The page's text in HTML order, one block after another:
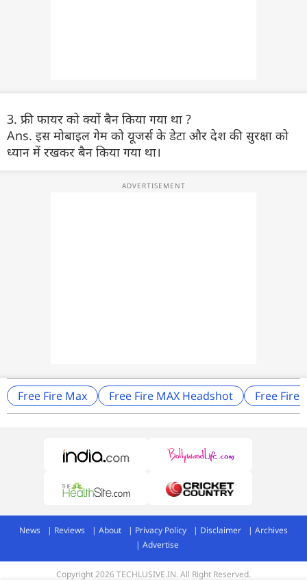
3. फ्री फायर को क्यों बैन किया गया था ?
Ans. इस मोबाइल गेम को यूजर्स के डेटा और देश की सुरक्षा को
ध्यान में रखकर बैन किया गया था।
Free Fire Max Free Fire MAX Headshot Free Fire
News Reviews About Privacy Policy Disclaimer
Archives
Advertise
Copyright 2026 TECHLUSIVE.IN. All Right Reserved.